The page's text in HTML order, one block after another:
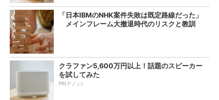
「日本IBMのNHK案件失敗は既定路線だった」
メインフレーム大撤退時代のリスクと教訓
クラファン5,600万円以上！話題のスピーカー
を試してみた
PR(デノン)